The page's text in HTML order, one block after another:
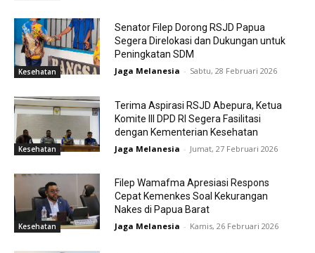
Kesehatan
Senator Filep Dorong RSJD Papua
Segera Direlokasi dan Dukungan untuk
Peningkatan SDM
Jaga Melanesia - Sabtu, 28 Februari 2026
Kesehatan
Terima Aspirasi RSJD Abepura, Ketua
Komite III DPD RI Segera Fasilitasi
dengan Kementerian Kesehatan
Jaga Melanesia - Jumat, 27 Februari 2026
Kesehatan
Filep Wamafma Apresiasi Respons
Cepat Kemenkes Soal Kekurangan
Nakes di Papua Barat
Jaga Melanesia - Kamis, 26 Februari 2026